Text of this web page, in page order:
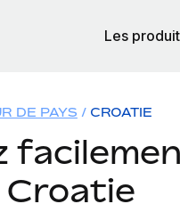
Les
DE PAYS CROATIE
Croatie